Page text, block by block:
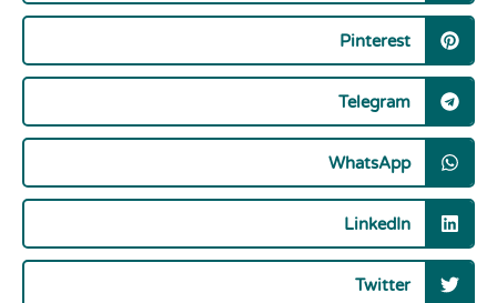
Pinterest
Telegram
WhatsApp
LinkedIn
Twitter